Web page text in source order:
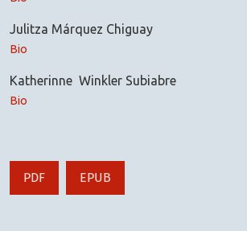
Julitza Márquez Chiguay
Bio
Katherinne Winkler Subiabre
Bio
PDF EPUB